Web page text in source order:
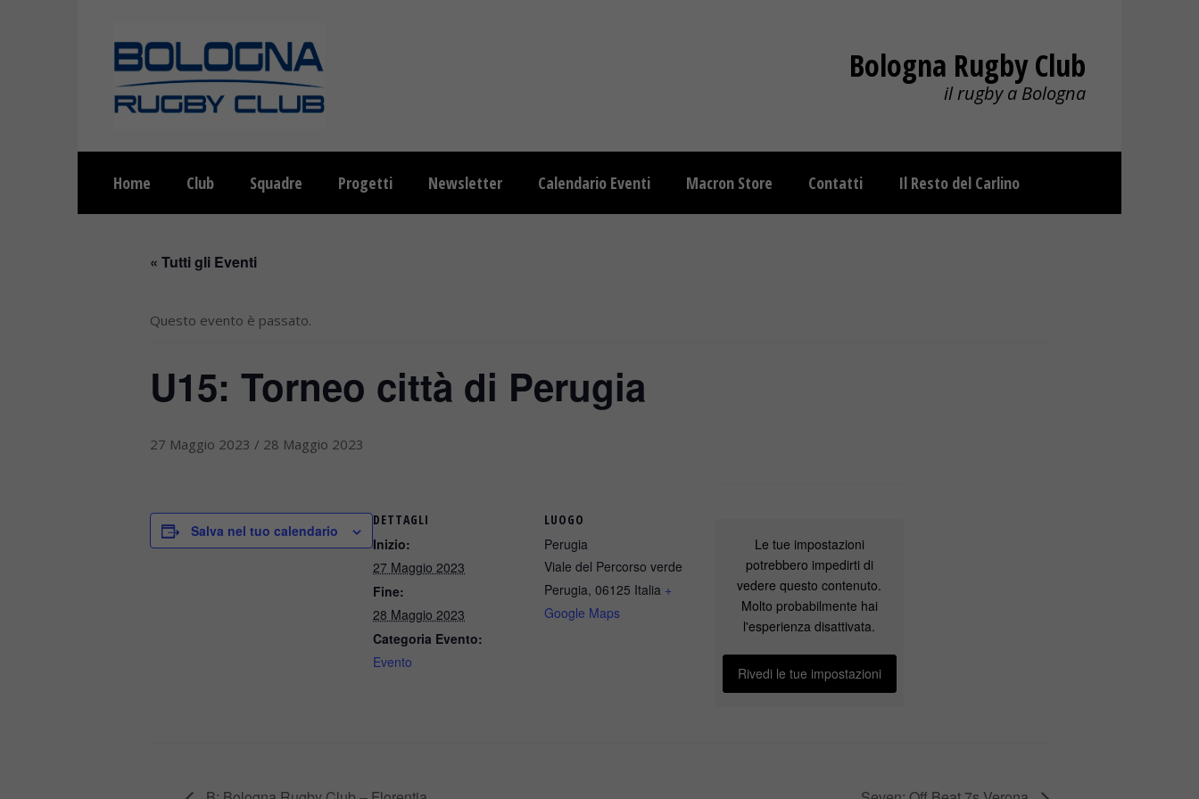
Bologna Rugby Club
il rugby a Bologna
Home Club Squadre Progetti Newsletter Calendario Eventi Macron Store Contatti Il Resto del Carlino
« Tutti gli Eventi
Questo evento è passato.
U15: Torneo città di Perugia
27 Maggio 2023 / 28 Maggio 2023
Salva nel tuo calendario
DETTAGLI
Inizio:
27 Maggio 2023
Fine:
28 Maggio 2023
Categoria Evento:
Evento
LUOGO
Perugia
Viale del Percorso verde
Perugia, 06125 Italia +
Google Maps
Le tue impostazioni
potrebbero impedirti di
vedere questo contenuto.
Molto probabilmente hai
l'esperienza disattivata.
Rivedi le tue impostazioni